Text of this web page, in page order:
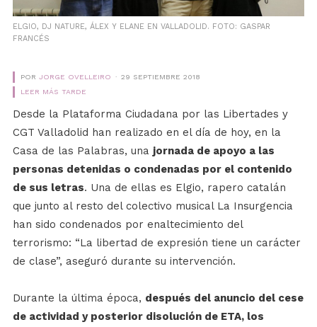
ELGIO, DJ NATURE, ÁLEX Y ELANE EN VALLADOLID. FOTO: GASPAR
FRANCÉS
POR JORGE OVELLEIRO
29 SEPTIEMBRE 2018
LEER MÁS TARDE
Desde la Plataforma Ciudadana por las Libertades y
CGT Valladolid han realizado en el día de hoy, en la
Casa de las Palabras, una jornada de apoyo a las
personas detenidas o condenadas por el contenido
de sus letras. Una de ellas es Elgio, rapero catalán
que junto al resto del colectivo musical La Insurgencia
han sido condenados por enaltecimiento del
terrorismo: “La libertad de expresión tiene un carácter
de clase”, aseguró durante su intervención.
Durante la última época, después del anuncio del cese
de actividad y posterior disolución de ETA, los